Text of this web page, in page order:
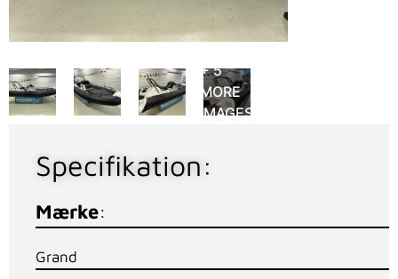
+ 5
MORE
IMAGES
Specifikation:
Mærke:
Grand